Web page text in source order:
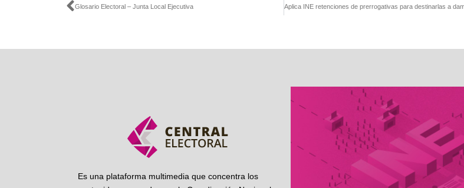
Ant
Glosario Electoral – Junta Local Ejecutiva
Es una plataforma multimedia que concentra los